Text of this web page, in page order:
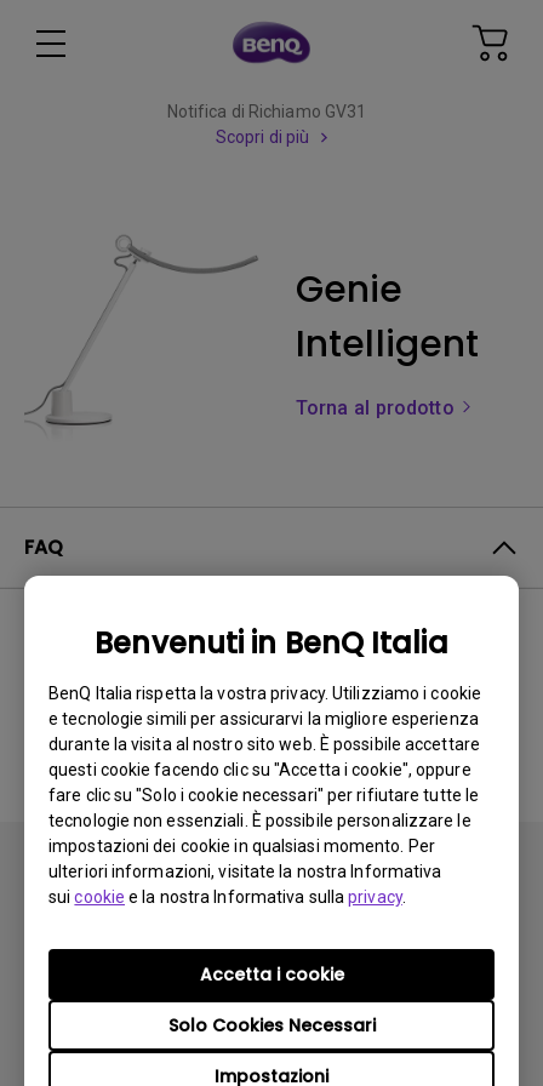
Benvenuti in BenQ Italia
BenQ Italia rispetta la vostra privacy. Utilizziamo i cookie
e tecnologie simili per assicurarvi la migliore esperienza
durante la visita al nostro sito web. È possibile accettare
questi cookie facendo clic su "Accetta i cookie", oppure
fare clic su "Solo i cookie necessari" per rifiutare tutte le
tecnologie non essenziali. È possibile personalizzare le
impostazioni dei cookie in qualsiasi momento. Per
ulteriori informazioni, visitate la nostra Informativa
suicookie e la nostra Informativa sullaprivacy.
Impostazioni
Solo Cookies Necessari
Accetta i cookie
Notifica di Richiamo GV31
Scopri di più
Genie
Intelligent
Torna al prodotto
FAQ
Nessuna domanda
frequente correlata